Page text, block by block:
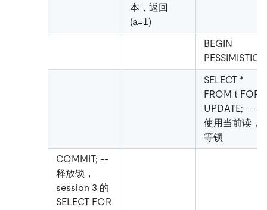
本，返回
(a=1)
BEGIN
PESSIMISTIC;
SELECT *
FROM t FOR
UPDATE; --
使用当前读，
等锁
COMMIT; --
释放锁，
session 3 的
SELECT FOR